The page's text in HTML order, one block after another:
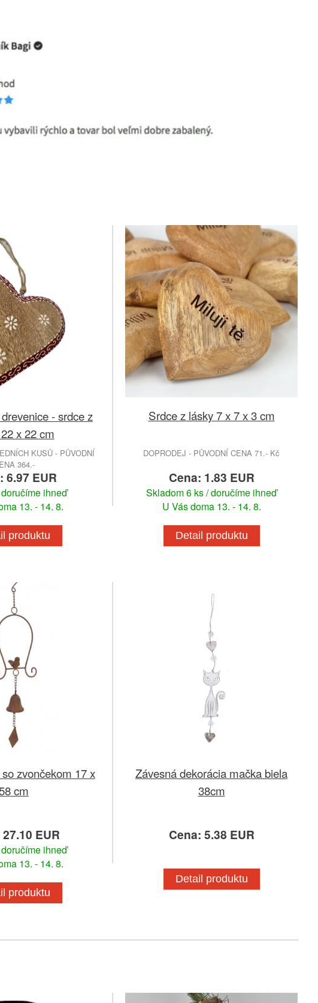
- srdce z
x 22 cm
KUSŮ - PŮVODNÍ
364.-
6.97 EUR
ihneď
13. - 14. 8.
produktu
Srdce z lásky 7 x 7 x 3 cm
DOPRODEJ - PŮVODNÍ CENA 71.- Kč
Cena: 1.83 EUR
Skladom 6 ks / doručíme ihneď
U Vás doma 13. - 14. 8.
Detail produktu
zvončekom 17 x
cm
EUR
ihneď
13. - 14. 8.
produktu
Závesná dekorácia mačka biela
38cm
Cena: 5.38 EUR
Detail produktu